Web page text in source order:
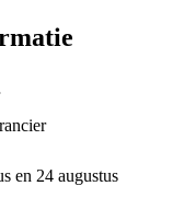
en 24 augustus